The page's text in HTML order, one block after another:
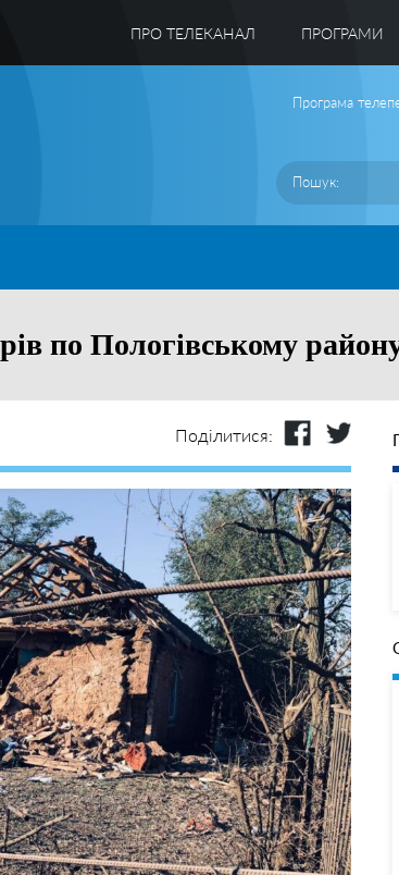
ПРО ТЕЛЕКАНАЛ ПРОГРАМИ
Програма
по Пологівському
Поділитися: